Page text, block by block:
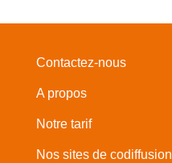
Contactez-nous
A propos
Notre tarif
Nos sites de codiffusion